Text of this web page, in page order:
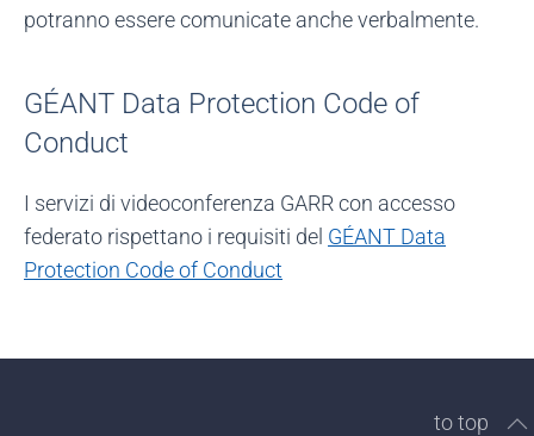
potranno essere comunicate anche verbalmente.
GÉANT Data Protection Code of
Conduct
I servizi di videoconferenza GARR con accesso
federato rispettano i requisiti del GÉANT Data
Protection Code of Conduct
to top